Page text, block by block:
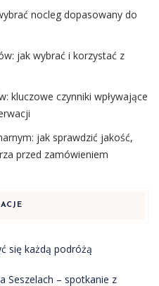
nocleg dopasowany do
jak wybrać i korzystać z
kluczowe czynniki wpływające
jak sprawdzić jakość,
przed zamówieniem
się każdą podróżą
Seszelach – spotkanie z